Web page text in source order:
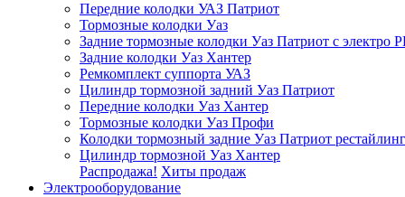
Передние колодки УАЗ Патриот
Тормозные колодки Уаз
Задние тормозные колодки Уаз Патриот с электро
Задние колодки Уаз Хантер
Ремкомплект суппорта УАЗ
Цилиндр тормозной задний Уаз Патриот
Передние колодки Уаз Хантер
Тормозные колодки Уаз Профи
Колодки тормозный задние Уаз Патриот
Цилиндр тормозной Уаз Хантер
Распродажа! Хиты продаж
Электрооборудование